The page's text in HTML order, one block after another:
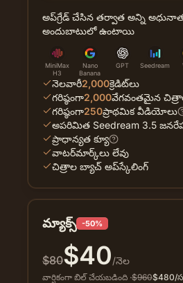
అప్‌గ్రేడ్ చేసిన తర్వాత అన్ని
అందుబాటులో ఉంటాయి
MiniMax
H3
Nano
Banana
GPT Seedream
నెలవారీ2,000క్రెడిట్‌లు
గరిష్ఠంగా2,000వేగవంతమైన
గరిష్ఠంగా250ప్రాథమిక వీడియోలు
అపరిమిత Seedream 3.5
ప్రాధాన్యత క్యూ
వాటర్‌మార్క్‌లు లేవు
చిత్రాల బ్యాచ్ అప్‌స్కేలింగ్
మ్యాక్స్ -50%
$80$40/నెల
వార్షికంగా బిల్ చేయబడింది ·$960$480/